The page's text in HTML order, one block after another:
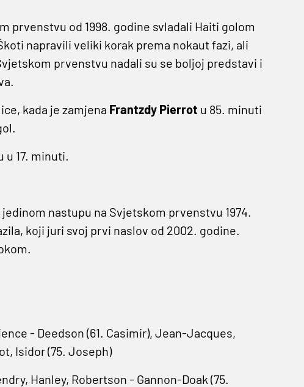
prvenstvu od 1998. godine svladali Haiti golom
napravili veliki korak prema nokaut fazi, ali
prvenstvu nadali su se boljoj predstavi i
kada je zamjena Frantzdy Pierrot u 85. minuti
17. minuti.
nastupu na Svjetskom prvenstvu 1974.
koji juri svoj prvi naslov od 2002. godine.
- Deedson (61. Casimir), Jean-Jacques,
Isidor (75. Joseph)
Hanley, Robertson - Gannon-Doak (75.